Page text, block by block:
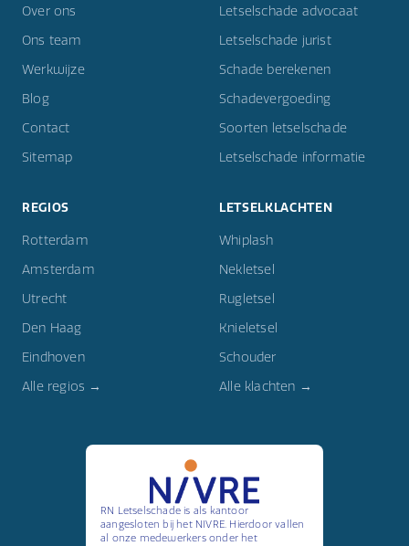
Over ons
Ons team
Werkwijze
Blog
Contact
Sitemap
Letselschade advocaat
Letselschade jurist
Schade berekenen
Schadevergoeding
Soorten letselschade
Letselschade informatie
REGIOS
Rotterdam
Amsterdam
Utrecht
Den Haag
Eindhoven
Alle regios →
LETSELKLACHTEN
Whiplash
Nekletsel
Rugletsel
Knieletsel
Schouder
Alle klachten →
RN Letselschade is als kantoor
aangesloten bij het NIVRE. Hierdoor vallen
al onze medewerkers onder het